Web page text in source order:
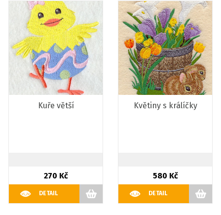
Kuře větší
270 Kč
DETAIL
Květiny s králíčky
580 Kč
DETAIL